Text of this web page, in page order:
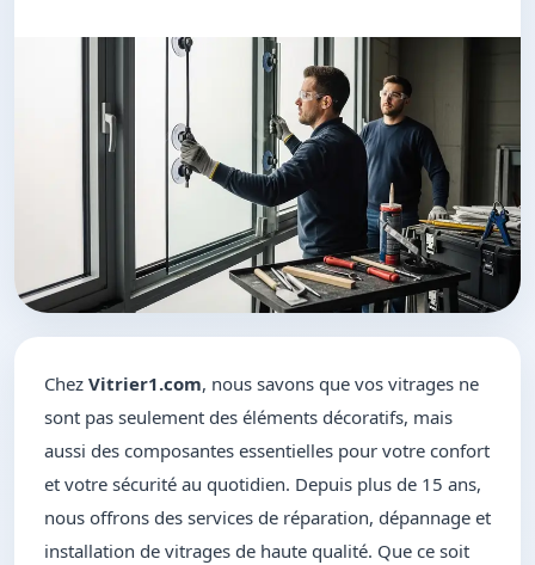
Chez Vitrier1.com, nous savons que vos vitrages ne
sont pas seulement des éléments décoratifs, mais
aussi des composantes essentielles pour votre confort
et votre sécurité au quotidien. Depuis plus de 15 ans,
nous offrons des services de réparation, dépannage et
installation de vitrages de haute qualité. Que ce soit